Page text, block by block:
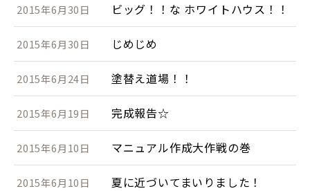
2015年6月30日 ビッグ！！な ホワイトハウス！！
2015年6月30日 じめじめ
2015年6月24日 塗替え道場！！
2015年6月19日 完成報告☆
2015年6月10日 マニュアル作成大作戦の巻
2015年6月10日 夏に近づいてまいりました！